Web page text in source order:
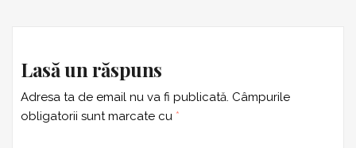
Lasă un răspuns
Adresa ta de email nu va fi publicată. Câmpurile
obligatorii sunt marcate cu *